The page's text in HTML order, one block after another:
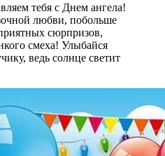
тебя с Днем ангела!
любви, побольше
сюрпризов,
смеха! Улыбайся
ведь солнце светит